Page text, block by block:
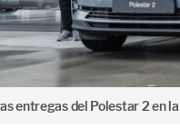
entregas del Polestar 2 en